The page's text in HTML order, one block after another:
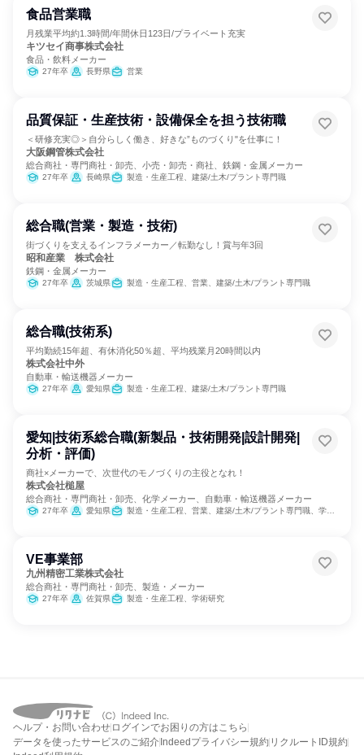
食品営業職
月残業平均約1.3時間/年間休日123日/プライベート充実
キツセイ商事株式会社
食品・飲料メーカー
27年卒 長野県 営業
品質保証・生産技術・設備保全を担う技術職
＜研修充実◎＞自分らしく働き、好きな”ものづくり"を仕事に！
大阪鋼管株式会社
総合商社・専門商社・卸売、小売・卸売・商社、鉄鋼・金属メーカー
27年卒 長崎県 製造・生産工程、建築/土木/プラント専門職
総合職(営業・製造・技術)
街づくりを支えるインフラメーカー／転勤なし！賞与年3回
昭和産業 株式会社
鉄鋼・金属メーカー
27年卒 茨城県 製造・生産工程、営業、建築/土木/プラント専門職
総合職(技術系)
平均勤続15年超、有休消化50％超、平均残業月20時間以内
株式会社中外
自動車・輸送機器メーカー
27年卒 愛知県 製造・生産工程、建築/土木/プラント専門職
愛知|技術系総合職(新製品・技術開発|設計開発|
分析・評価)
商社×メーカーで、次世代のモノづくりの主役となれ！
株式会社槌屋
総合商社・専門商社・卸売、化学メーカー、自動車・輸送機器メーカー
27年卒 愛知県 製造・生産工程、営業、建築/土木/プラント専門職、学術研究
VE事業部
九州精密工業株式会社
総合商社・専門商社・卸売、製造・メーカー
27年卒 佐賀県 製造・生産工程、学術研究
ヘルプ・お問い合わせ ログインでお困りの方はこちら
データを使ったサービスのご紹介 Indeedプライバシー規約 リクルートID規約